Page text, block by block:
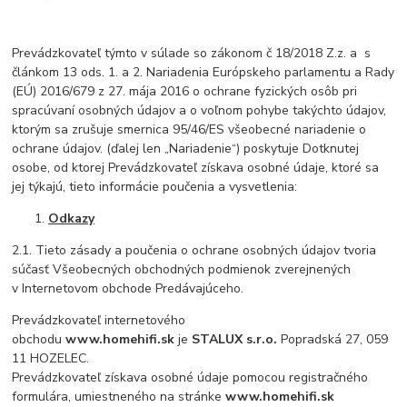
Prevádzkovateľ týmto v súlade so zákonom č 18/2018 Z.z. a s
článkom 13 ods. 1. a 2. Nariadenia Európskeho parlamentu a Rady
(EÚ) 2016/679 z 27. mája 2016 o ochrane fyzických osôb pri
spracúvaní osobných údajov a o voľnom pohybe takýchto údajov,
ktorým sa zrušuje smernica 95/46/ES všeobecné nariadenie o
ochrane údajov. (ďalej len „Nariadenie“) poskytuje Dotknutej
osobe, od ktorej Prevádzkovateľ získava osobné údaje, ktoré sa
jej týkajú, tieto informácie poučenia a vysvetlenia:
Odkazy
2.1. Tieto zásady a poučenia o ochrane osobných údajov tvoria
súčasť Všeobecných obchodných podmienok zverejnených
v Internetovom obchode Predávajúceho.
Prevádzkovateľ internetového
obchoduwww.homehifi.skje STALUX s.r.o. Popradská 27, 059
11 HOZELEC.
Prevádzkovateľ získava osobné údaje pomocou registračného
formulára, umiestneného na stránkewww.homehifi.sk